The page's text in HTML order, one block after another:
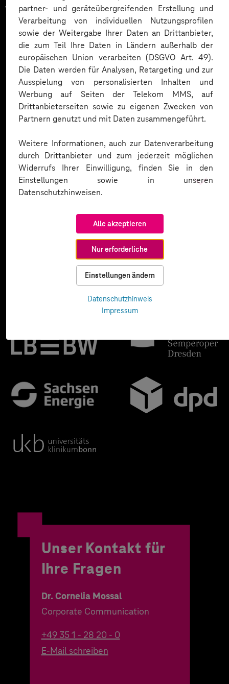
partner- und geräteübergreifenden Erstellung und
Verarbeitung von individuellen Nutzungsprofilen
sowie der Weitergabe Ihrer Daten an Drittanbieter,
die zum Teil Ihre Daten in Ländern außerhalb der
europäischen Union verarbeiten (DSGVO Art. 49).
Die Daten werden für Analysen, Retargeting und zur
Ausspielung von personalisierten Inhalten und
Werbung auf Seiten der Telekom MMS, auf
Drittanbieterseiten sowie zu eigenen Zwecken von
Partnern genutzt und mit Daten zusammengeführt.
Weitere Informationen, auch zur Datenverarbeitung
durch Drittanbieter und zum jederzeit möglichen
Widerrufs Ihrer Einwilligung, finden Sie in den
Einstellungen sowie in unseren
Datenschutzhinweisen.
Alle akzeptieren
Nur erforderliche
Einstellungen ändern
Datenschutzhinweis
Impressum
vertrauen auf unsere
Expertise. Hier eine Auswahl:
Unser Kontakt für
Ihre Fragen
Dr. Cornelia Mossal
Corporate Communication
+49 35 1 - 28 20 - 0
E-Mail schreiben